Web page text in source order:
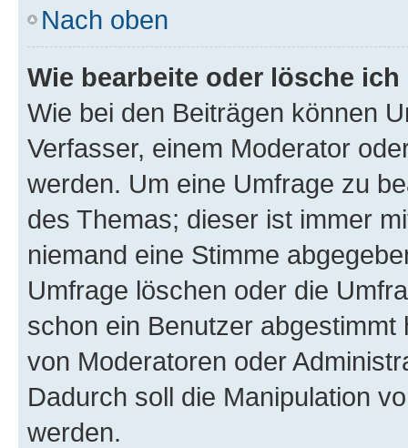
Nach oben
Wie bearbeite oder lösche
Wie bei den Beiträgen können
Verfasser, einem Moderator
werden. Um eine Umfrage zu
des Themas; dieser ist immer
niemand eine Stimme
Umfrage löschen oder die
schon ein Benutzer
von Moderatoren oder
Dadurch soll die Manipulation
werden.